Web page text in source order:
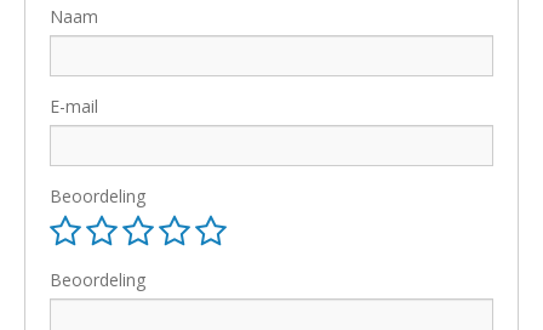
Naam
E-mail
Beoordeling
Beoordeling